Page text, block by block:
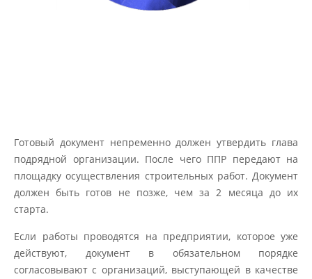
Готовый документ непременно должен утвердить глава
подрядной организации. После чего ППР передают на
площадку осуществления строительных работ. Документ
должен быть готов не позже, чем за 2 месяца до их
старта.
Если работы проводятся на предприятии, которое уже
действуют, документ в обязательном порядке
согласовывают с организаций, выступающей в качестве